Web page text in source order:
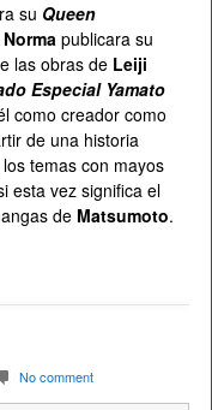
su Queen
Norma publicara su
las obras de Leiji
Especial Yamato
como creador como
de una historia
temas con mayos
esta vez significa el
de Matsumoto.
No comment